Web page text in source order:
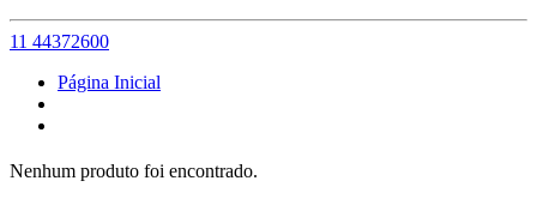
11 44372600
Página Inicial
Nenhum produto foi encontrado.